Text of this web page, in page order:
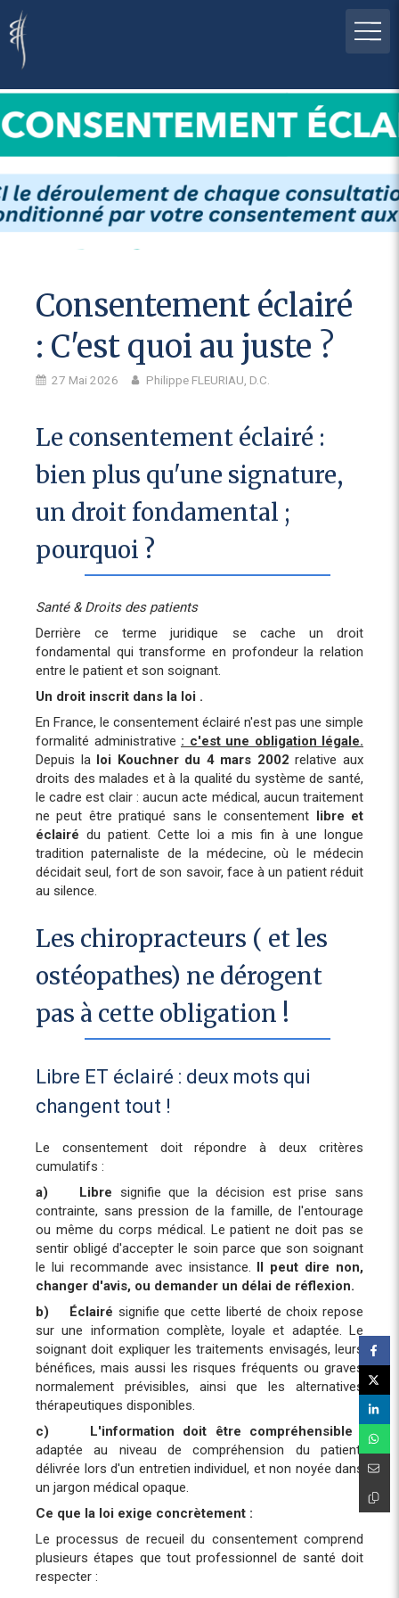
Consentement éclairé
: C'est quoi au juste ?
27 Mai 2026 Philippe FLEURIAU, D.C.
Le consentement éclairé :
bien plus qu'une signature,
un droit fondamental ;
pourquoi ?
Santé & Droits des patients
Derrière ce terme juridique se cache un droit
fondamental qui transforme en profondeur la relation
entre le patient et son soignant.
Un droit inscrit dans la loi .
En France, le consentement éclairé n'est pas une simple
formalité administrative : c'est une obligation légale.
Depuis la loi Kouchner du 4 mars 2002 relative aux
droits des malades et à la qualité du système de santé,
le cadre est clair : aucun acte médical, aucun traitement
ne peut être pratiqué sans le consentement libre et
éclairé du patient. Cette loi a mis fin à une longue
tradition paternaliste de la médecine, où le médecin
décidait seul, fort de son savoir, face à un patient réduit
au silence.
Les chiropracteurs ( et les
ostéopathes) ne dérogent
pas à cette obligation !
Libre ET éclairé : deux mots qui
changent tout !
Le consentement doit répondre à deux critères
cumulatifs :
a) Libre signifie que la décision est prise sans
contrainte, sans pression de la famille, de l'entourage
ou même du corps médical. Le patient ne doit pas se
sentir obligé d'accepter le soin parce que son soignant
le lui recommande avec insistance. Il peut dire non,
changer d'avis, ou demander un délai de réflexion.
b) Éclairé signifie que cette liberté de choix repose
sur une information complète, loyale et adaptée. Le
soignant doit expliquer les traitements envisagés, leurs
bénéfices, mais aussi les risques fréquents ou graves
normalement prévisibles, ainsi que les alternatives
thérapeutiques disponibles.
c) L'information doit être compréhensible
adaptée au niveau de compréhension du patient,
délivrée lors d'un entretien individuel, et non noyée dans
un jargon médical opaque.
Ce que la loi exige concrètement :
Le processus de recueil du consentement comprend
plusieurs étapes que tout professionnel de santé doit
respecter :